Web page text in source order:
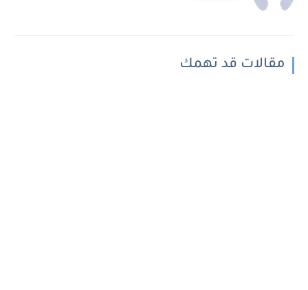
مقالات قد تهمك